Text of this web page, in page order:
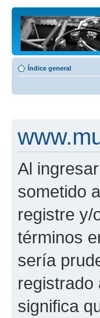
Índice general
Al
sometido
registre y/
términos
sería
registrado
significa